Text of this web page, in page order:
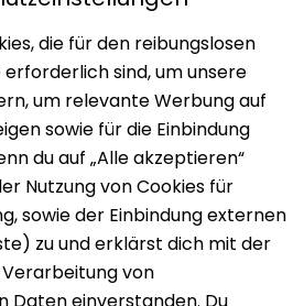
TOP-IMMOBILIEN